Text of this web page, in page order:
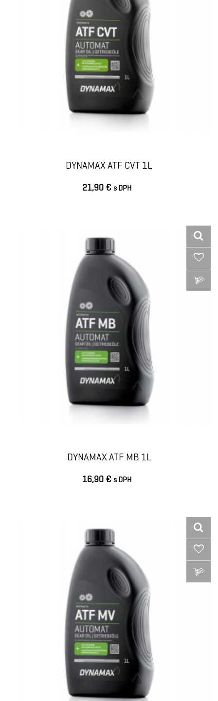
DYNAMAX ATF CVT 1L
21,90 € s DPH
DYNAMAX ATF MB 1L
16,90 € s DPH